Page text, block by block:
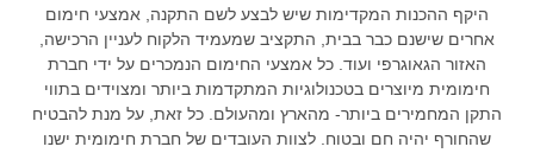
היקף ההכנות המקדימות שיש לבצע לשם התקנה, אמצעי חימום
אחרים שישנם כבר בבית, התקציב שמעמיד הלקוח לעניין הרכישה,
האזור הגאוגרפי ועוד. כל אמצעי החימום הנמכרים על ידי חברת
חימומית מיוצרים בטכנולוגיות המתקדמות ביותר ומצוידים בתווי
התקן המחמירים ביותר- מהארץ ומהעולם. כל זאת, על מנת להבטיח
שהחורף יהיה חם ובטוח. לצוות העובדים של חברת חימומית ישנו